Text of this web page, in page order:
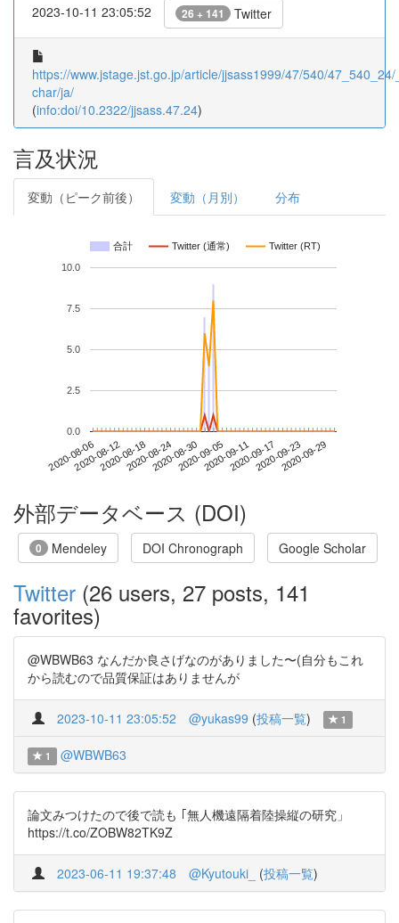
2023-10-11 23:05:52 26 + 141 Twitter
https://www.jstage.jst.go.jp/article/jjsass1999/47/540/
char/ja/
(info:doi/10.2322/jjsass.47.24)
言及状況
変動（ピーク前後） 変動（月別） 分布
合計 Twitter (通常) Twitter (RT)
2020-08-062020-08-122020-08-182020-08-242020-08-302020-09-052020-09-112020-09-172020-09-232020-09-29
0.0
2.5
5.0
7.5
10.0
外部データベース (DOI)
0 Mendeley DOI Chronograph Google Scholar
Twitter (26 users, 27 posts, 141
favorites)
@WBWB63 なんだか良さげなのがありました〜(自分もこれ
から読むので品質保証はありませんが
2023-10-11 23:05:52 @yukas99 (投稿一覧) 1
1 @WBWB63
論文みつけたので後で読も ｢無人機遠隔着陸操縦の研究」
https://t.co/ZOBW82TK9Z
2023-06-11 19:37:48 @Kyutouki_ (投稿一覧)